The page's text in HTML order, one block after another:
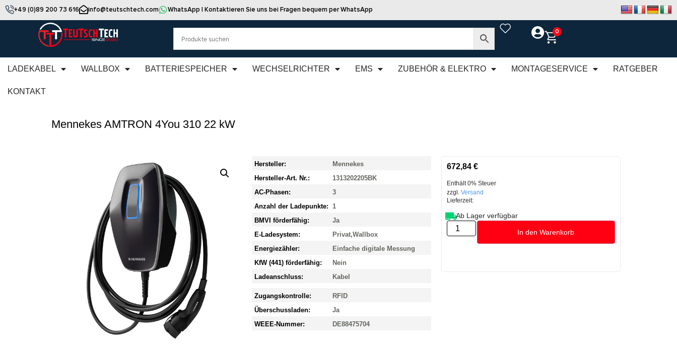
+49 (0)89 200 73 616 info@teutschtech.com WhatsApp | Kontaktieren Sie uns bei Fragen bequem per WhatsApp
0
LADEKABEL WALLBOX BATTERIESPEICHER WECHSELRICHTER EMS ZUBEHÖR & ELEKTRO MONTAGESERVICE RATGEBER
KONTAKT
Mennekes AMTRON 4You 310 22 kW
Hersteller:
Mennekes
Hersteller-Art. Nr.:
1313202205BK
AC-Phasen:
3
Anzahl der Ladepunkte:
1
BMVI förderfähig:
Ja
E-Ladesystem:
Privat,Wallbox
Energiezähler:
Einfache digitale Messung
KfW (441) förderfähig:
Nein
Ladeanschluss:
Kabel
Zugangskontrolle:
RFID
Überschussladen:
Ja
WEEE-Nummer:
DE88475704
672,84 €
Enthält 0% Steuer
zzgl. Versand
Lieferzeit:
Ab Lager verfügbar
In den Warenkorb